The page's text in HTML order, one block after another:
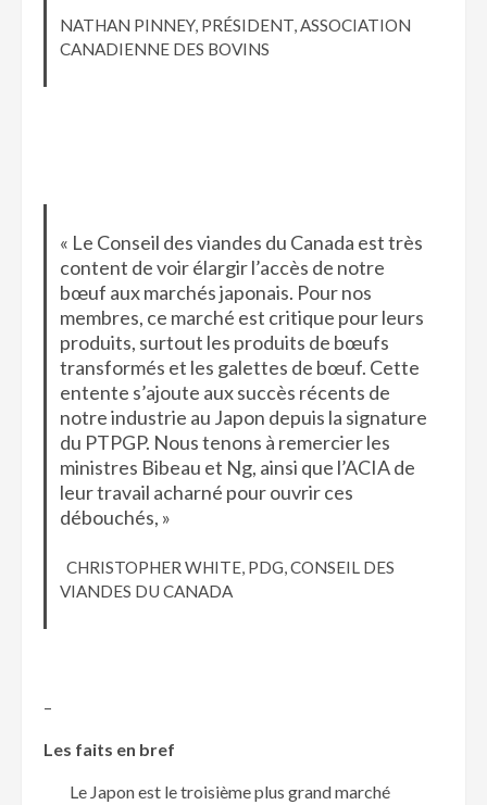
NATHAN PINNEY, PRÉSIDENT, ASSOCIATION
CANADIENNE DES BOVINS
« Le Conseil des viandes du Canada est très
content de voir élargir l’accès de notre
bœuf aux marchés japonais. Pour nos
membres, ce marché est critique pour leurs
produits, surtout les produits de bœufs
transformés et les galettes de bœuf. Cette
entente s’ajoute aux succès récents de
notre industrie au Japon depuis la signature
du PTPGP. Nous tenons à remercier les
ministres Bibeau et Ng, ainsi que l’ACIA de
leur travail acharné pour ouvrir ces
débouchés, »
CHRISTOPHER WHITE, PDG, CONSEIL DES
VIANDES DU CANADA
–
Les faits en bref
Le Japon est le troisième plus grand marché